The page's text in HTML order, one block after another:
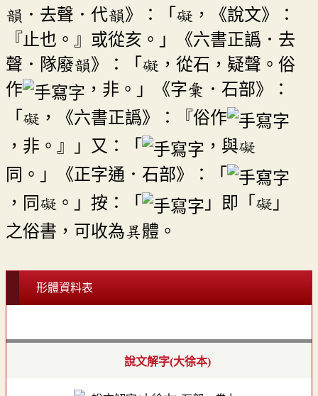
韻．去聲．代韻》：「礙，《說文》：
『止也。』或從亥。」《六書正譌．去
聲．隊廢韻》：「礙，從石，疑聲。俗
作
，非。」《字彙．石部》：
「礙，《六書正譌》：『俗作
，非。』」又：「
，與礙
同。」《正字通．石部》：「
，同礙。」按：「
」即「礙」
之俗書，可收為異體。
形體資料表
說文解字(大徐本)